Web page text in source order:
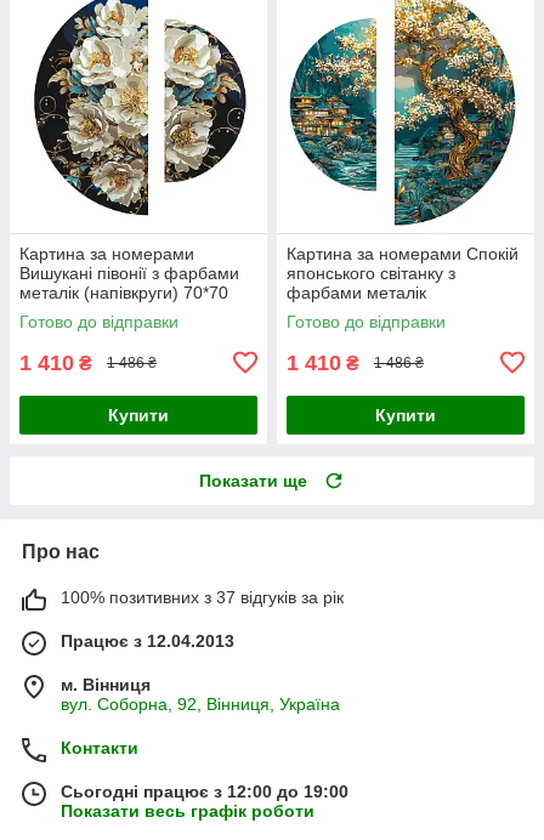
Картина за номерами
Вишукані півонії з фарбами
металік (напівкруги) 70*70
Origami (OSR1008)
Готово до відправки
1 410 ₴ 1 486 ₴
Купити
Картина за номерами Спокій
японського світанку з
фарбами металік
(напівкруги) 70*70 Origami
(OSR1009)
Готово до відправки
1 410 ₴ 1 486 ₴
Купити
Показати ще
Про нас
100% позитивних з 37 відгуків за рік
Працює з 12.04.2013
м. Вінниця
вул. Соборна, 92, Вінниця, Україна
Контакти
Сьогодні працює з 12:00 до 19:00
Показати весь графік роботи